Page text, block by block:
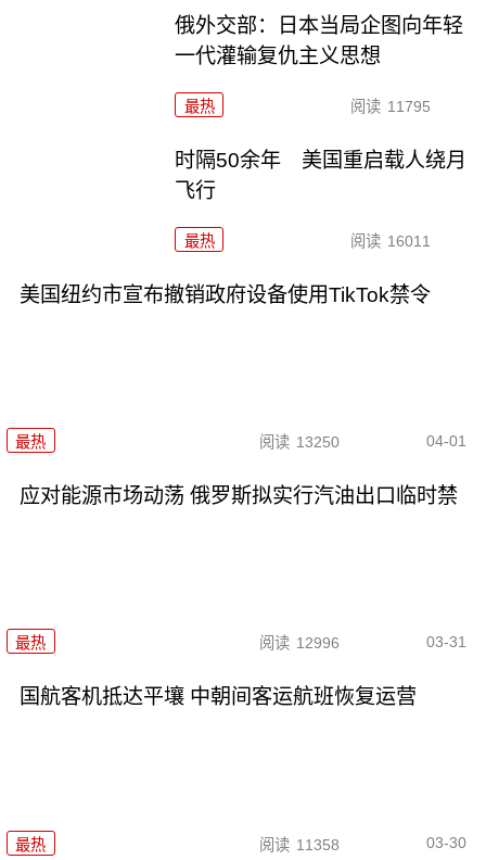
俄外交部：日本当局企图向年轻
一代灌输复仇主义思想
最热 阅读 11795
时隔50余年 美国重启载人绕月
飞行
最热 阅读 16011
美国纽约市宣布撤销政府设备使用TikTok禁令
最热 阅读 13250 04-01
应对能源市场动荡 俄罗斯拟实行汽油出口临时禁
最热 阅读 12996 03-31
国航客机抵达平壤 中朝间客运航班恢复运营
最热 阅读 11358 03-30